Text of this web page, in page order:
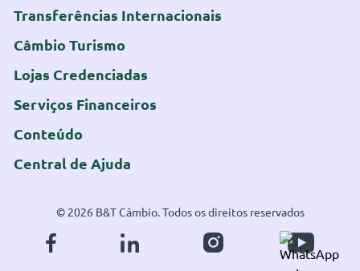
Transferências Internacionais
Câmbio Turismo
Lojas Credenciadas
Serviços Financeiros
Conteúdo
Central de Ajuda
© 2026 B&T Câmbio. Todos os direitos reservados